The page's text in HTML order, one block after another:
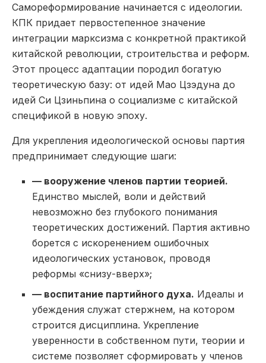
Самореформирование начинается с идеологии.
КПК придает первостепенное значение
интеграции марксизма с конкретной практикой
китайской революции, строительства и реформ.
Этот процесс адаптации породил богатую
теоретическую базу: от идей Мао Цзэдуна до
идей Си Цзиньпина о социализме с китайской
спецификой в новую эпоху.
Для укрепления идеологической основы партия
предпринимает следующие шаги:
— вооружение членов партии теорией.
Единство мыслей, воли и действий
невозможно без глубокого понимания
теоретических достижений. Партия активно
борется с искоренением ошибочных
идеологических установок, проводя
реформы «снизу-вверх»;
— воспитание партийного духа. Идеалы и
убеждения служат стержнем, на котором
строится дисциплина. Укрепление
уверенности в собственном пути, теории и
системе позволяет сформировать у членов